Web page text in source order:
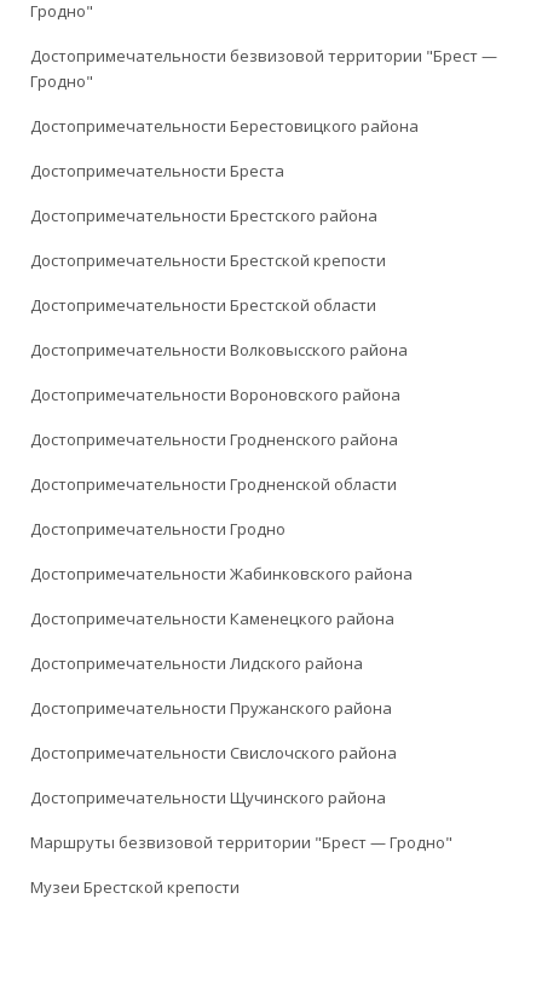
Гродно"
Достопримечательности безвизовой территории "Брест —
Гродно"
Достопримечательности Берестовицкого района
Достопримечательности Бреста
Достопримечательности Брестского района
Достопримечательности Брестской крепости
Достопримечательности Брестской области
Достопримечательности Волковысского района
Достопримечательности Вороновского района
Достопримечательности Гродненского района
Достопримечательности Гродненской области
Достопримечательности Гродно
Достопримечательности Жабинковского района
Достопримечательности Каменецкого района
Достопримечательности Лидского района
Достопримечательности Пружанского района
Достопримечательности Свислочского района
Достопримечательности Щучинского района
Маршруты безвизовой территории "Брест — Гродно"
Музеи Брестской крепости